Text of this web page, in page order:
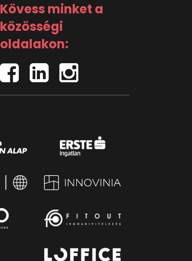
Kövess minket a
közösségi
oldalakon: